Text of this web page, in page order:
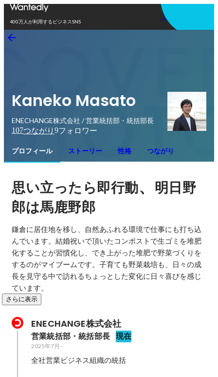
400万人が利用するビジネスSNS
アプリを使う
Kaneko Masato
ENECHANGE株式会社 / 営業統括部・統括部長
107つながり 9フォロワー
プロフィール ストーリー 性格 つながり
思い立ったら即行動、 明日野
郎は馬鹿野郎
鎌倉に居住地を移し、自然あふれる環境で仕事にも打ち込
んでいます。結婚祝いで頂いたコンポストで生ゴミを堆肥
化することが習慣化し、でき上がった堆肥で野菜づくりを
するのがマイブームです。子育ても野菜栽培も、日々の成
長を見守る中で訪れるちょっとした変化に日々喜びを感じ
ています。
さらに表示
ENECHANGE株式会社
営業統括部・統括部長 現在
2025年7月 -
全社営業ビジネス組織の統括